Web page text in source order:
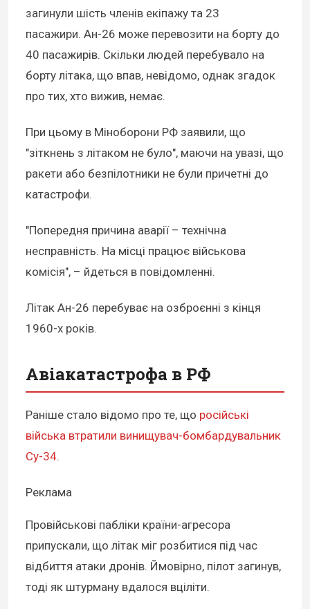
загинули шість членів екіпажу та 23
пасажири. Ан-26 може перевозити на борту до
40 пасажирів. Скільки людей перебувало на
борту літака, що впав, невідомо, однак згадок
про тих, хто вижив, немає.
При цьому в Міноборони РФ заявили, що
"зіткнень з літаком не було", маючи на увазі, що
ракети або безпілотники не були причетні до
катастрофи.
"Попередня причина аварії – технічна
несправність. На місці працює військова
комісія", – йдеться в повідомленні.
Літак Ан-26 перебуває на озброєнні з кінця
1960-х років.
Авіакатастрофа в РФ
Раніше стало відомо про те, що російські
війська втратили винищувач-бомбардувальник
Су-34.
Реклама
Провійськові пабліки країни-агресора
припускали, що літак міг розбитися під час
відбиття атаки дронів. Ймовірно, пілот загинув,
тоді як штурману вдалося вціліти.